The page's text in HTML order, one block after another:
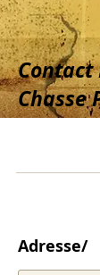
Chasse
Adresse/